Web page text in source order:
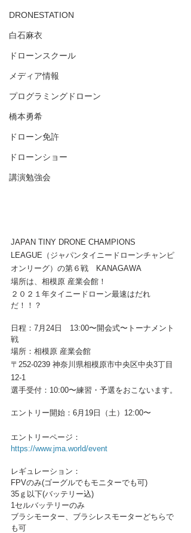
DRONESTATION
白石麻衣
ドローンスクール
メディア情報
プログラミングドローン
橋本勇希
ドローン免許
ドローンショー
講演勉強会
JAPAN TINY DRONE CHAMPIONS
LEAGUE（ジャパンタイニードローンチャンピ
オンリーグ）の第６戦　KANAGAWA
場所は、相模原 産業会館！
２０２１年タイニードローン最速はだれ
だ！！？
日程：7月24日　13:00〜開会式〜トーナメント
戦
場所：相模原 産業会館
〒252-0239 神奈川県相模原市中央区中央3丁目
12-1
選手受付：10:00〜練習・予選をおこないます。
エントリー開始：6月19日（土）12:00〜
エントリーページ：
https://www.jma.world/event
レギュレーション：
FPVのみ(ゴーグルでもモニターでも可)
35ｇ以下(バッテリー込)
1セルバッテリーのみ
ブラシモーター、ブラシレスモーターどちらで
も可